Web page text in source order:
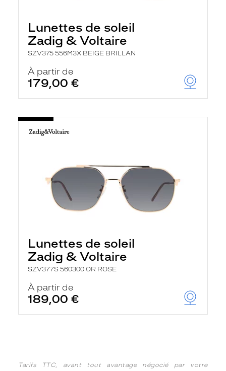
Lunettes de soleil
Zadig & Voltaire
SZV375 556M3X BEIGE BRILLAN
À partir de
179,00 €
Lunettes de soleil
Zadig & Voltaire
SZV377S 560300 OR ROSE
À partir de
189,00 €
Tarifs TTC, avant tout avantage négocié par votre